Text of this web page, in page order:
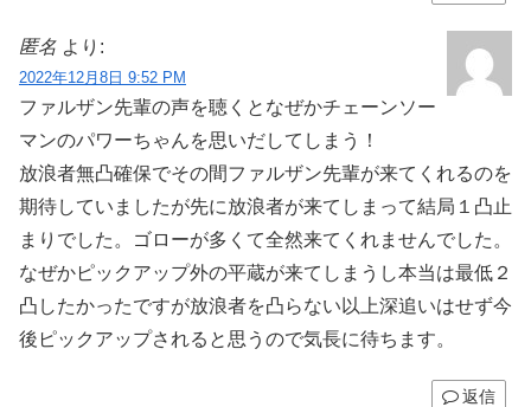
匿名 より:
2022年12月8日 9:52 PM
ファルザン先輩の声を聴くとなぜかチェーンソー
マンのパワーちゃんを思いだしてしまう！
放浪者無凸確保でその間ファルザン先輩が来てくれるのを
期待していましたが先に放浪者が来てしまって結局１凸止
まりでした。ゴローが多くて全然来てくれませんでした。
なぜかピックアップ外の平蔵が来てしまうし本当は最低２
凸したかったですが放浪者を凸らない以上深追いはせず今
後ピックアップされると思うので気長に待ちます。
返信